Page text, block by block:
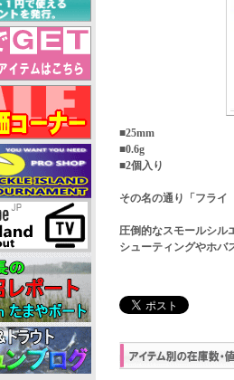
■25mm
■0.6g
■2個入り
その名の通り「フライ
圧倒的なスモールシル
シューティングやホバ